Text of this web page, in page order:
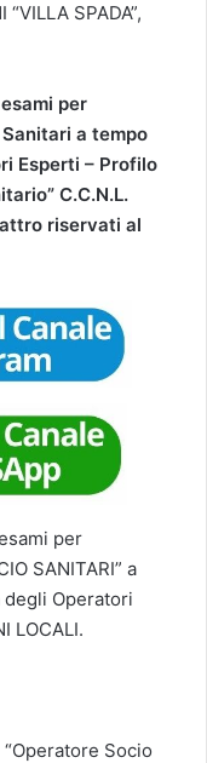
SPADA”,
per
Sanitari a tempo
Esperti – Profilo
C.C.N.L.
riservati al
per
SANITARI” a
Operatori
LOCALI.
Socio